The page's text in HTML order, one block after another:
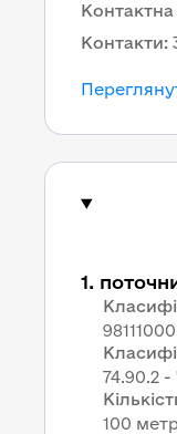
Контакти:
1.
74.90.2 -
100